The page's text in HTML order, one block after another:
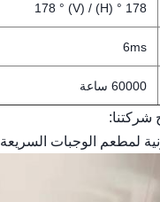
178 ° (H) / 178 ° (V)
6ms
60000 ساعة
شركتنا:
لمطعم الوجبات